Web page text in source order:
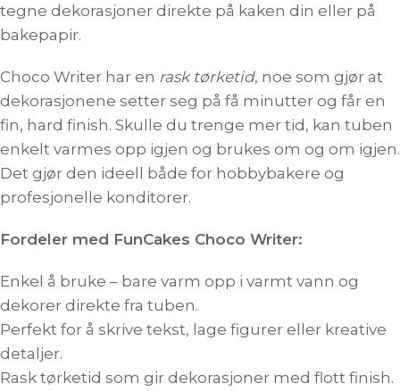
tegne dekorasjoner direkte på kaken din eller på
bakepapir.
Choco Writer har en rask tørketid, noe som gjør at
dekorasjonene setter seg på få minutter og får en
fin, hard finish. Skulle du trenge mer tid, kan tuben
enkelt varmes opp igjen og brukes om og om igjen.
Det gjør den ideell både for hobbybakere og
profesjonelle konditorer.
Fordeler med FunCakes Choco Writer:
Enkel å bruke – bare varm opp i varmt vann og
dekorer direkte fra tuben.
Perfekt for å skrive tekst, lage figurer eller kreative
detaljer.
Rask tørketid som gir dekorasjoner med flott finish.